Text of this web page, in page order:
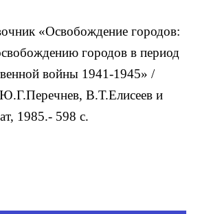
«Освобождение городов:
городов в период
войны 1941-1945» /
В.Т.Елисеев и
1985.- 598 с.